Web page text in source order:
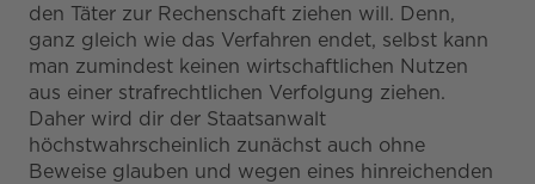
den Täter zur Rechenschaft ziehen will. Denn,
ganz gleich wie das Verfahren endet, selbst kann
man zumindest keinen wirtschaftlichen Nutzen
aus einer strafrechtlichen Verfolgung ziehen.
Daher wird dir der Staatsanwalt
höchstwahrscheinlich zunächst auch ohne
Beweise glauben und wegen eines hinreichenden